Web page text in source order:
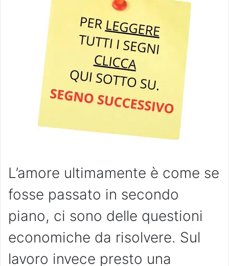
L’amore ultimamente è come se
fosse passato in secondo
piano, ci sono delle questioni
economiche da risolvere. Sul
lavoro invece presto una